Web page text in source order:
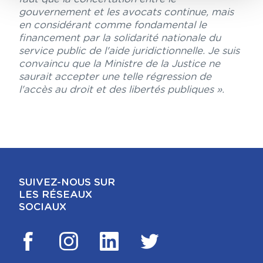
gouvernement et les avocats continue, mais
en considérant comme fondamental le
financement par la solidarité nationale du
service public de l'aide juridictionnelle. Je suis
convaincu que la Ministre de la Justice ne
saurait accepter une telle régression de
l'accès au droit et des libertés publiques ».
SUIVEZ-NOUS SUR
LES RÉSEAUX
SOCIAUX